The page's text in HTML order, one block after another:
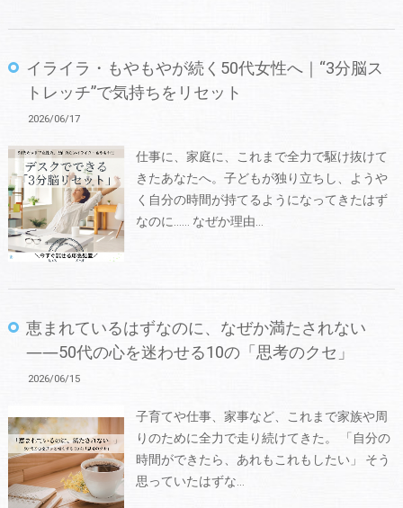
イライラ・もやもやが続く50代女性へ｜“3分脳ス
トレッチ”で気持ちをリセット
2026/06/17
仕事に、家庭に、これまで全力で駆け抜けて
きたあなたへ。子どもが独り立ちし、ようや
く自分の時間が持てるようになってきたはず
なのに…… なぜか理由…
恵まれているはずなのに、なぜか満たされない
――50代の心を迷わせる10の「思考のクセ」
2026/06/15
子育てや仕事、家事など、これまで家族や周
りのために全力で走り続けてきた。 「自分の
時間ができたら、あれもこれもしたい」 そう
思っていたはずな…